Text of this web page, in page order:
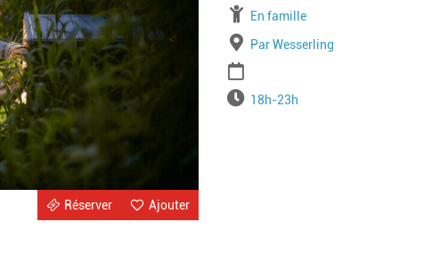
Ajouter
Réserver
À partir de
En famille
Lieu
Par Wesserling
Horaires18h-23h